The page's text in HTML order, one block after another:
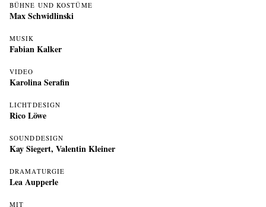
BÜHNE UND KOSTÜME
Max Schwidlinski
MUSIK
Fabian Kalker
VIDEO
Karolina Serafin
LICHTDESIGN
Rico Löwe
SOUNDDESIGN
Kay Siegert, Valentin Kleiner
DRAMATURGIE
Lea Aupperle
MIT